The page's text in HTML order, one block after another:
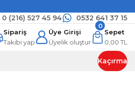
0 (216) 527 45 94 0532 641 37 15
Sipariş
Takibi yap
Üye Girişi
Üyelik oluştur
Sepet
0,00 TL
0
Kaçırma